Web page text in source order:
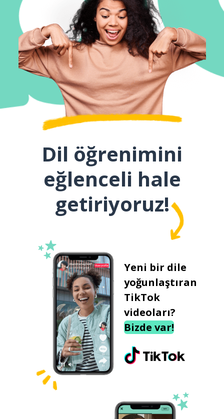
Dil öğrenimini
eğlenceli hale
getiriyoruz!
Yeni bir dile
yoğunlaştıran
TikTok
videoları?
Bizde var!